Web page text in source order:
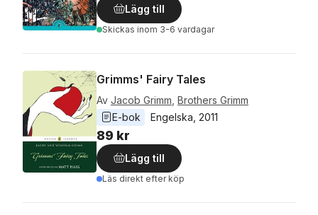
Lägg till
Skickas inom 3-6 vardagar
Grimms' Fairy Tales
Av Jacob Grimm Brothers Grimm
E-bok
Engelska 2011
89 kr
Lägg till
Läs direkt efter köp